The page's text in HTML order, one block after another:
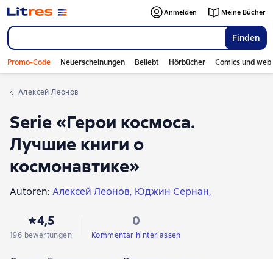
Finden
Anmelden Meine Bücher
Promo-Code Neuerscheinungen Beliebt Hörbücher Comics und
Алексей Леонов
Serie «Герои космоса.
Лучшие книги о
космонавтике»
Autoren: Алексей Леонов Юджин Сернан
Майкл Кассутт
Дэвид Скотт
4,5
196 bewertungen
0
Kommentar hinterlassen